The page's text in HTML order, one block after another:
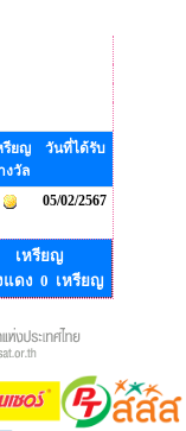
รียญ
งวัล
วันที่ได้รับ
05/02/2567
เหรียญ
แดง 0 เหรียญ